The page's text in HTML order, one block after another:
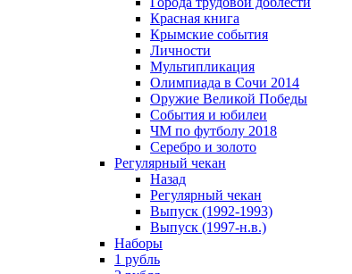
Красная книга
Крымские события
Личности
Мультипликация
Олимпиада в Сочи 2014
Оружие Великой Победы
События и юбилеи
ЧМ по футболу 2018
Серебро и золото
Регулярный чекан
Назад
Регулярный чекан
Выпуск (1992-1993)
Выпуск (1997-н.в.)
Наборы
1 рубль